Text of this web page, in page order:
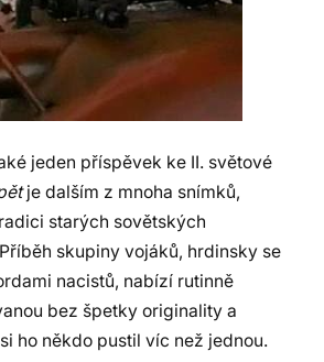
jeden příspěvek ke II. světové
je dalším z mnoha snímků,
starých sovětských
skupiny vojáků, hrdinsky se
nacistů, nabízí rutinně
bez špetky originality a
ho někdo pustil víc než jednou.